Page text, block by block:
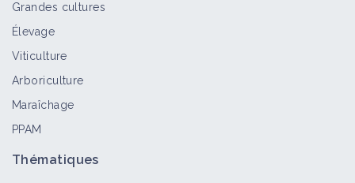
Grandes cultures
Élevage
Viticulture
Arboriculture
Maraîchage
PPAM
Thématiques